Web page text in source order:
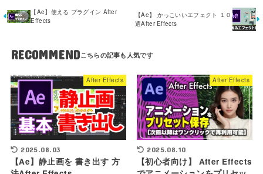
【Ae】使える プラグイン After
Effects
【Ae】 かっこいいエフェクト １０
選After Effects
RECOMMEND
After Effects
2025.08.03
【Ae】静止画を 書き出す 方
After Effects
2025.08.10
【初心者向け】 After Effects